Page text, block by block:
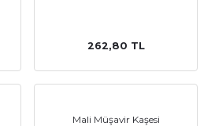
262,80 TL
Mali Müşavir Kaşesi